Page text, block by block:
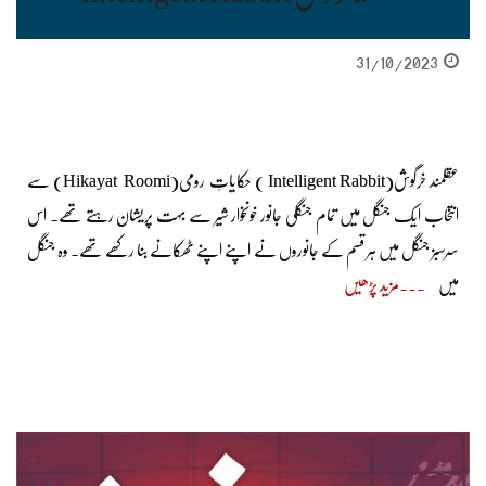
31/10/2023
عقلمند خرگوش(Intelligent Rabbit ) حکایاتِ رومی(Hikayat Roomi) سے
انتخاب ایک جنگل میں تمام جنگلی جانور خونخوار شیر سے بہت پریشان رہتے تھے۔ اس
سرسبز جنگل میں ہر قسم کے جانوروں نے اپنے اپنے ٹھکانے بنا رکھے تھے۔ وہ جنگل
میں مزید پڑھیں